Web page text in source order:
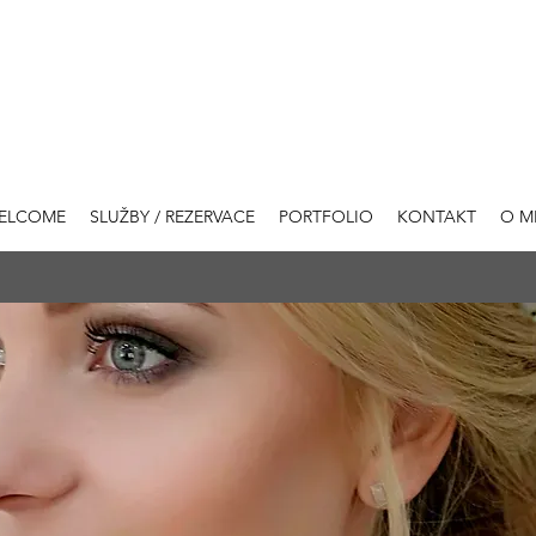
SLUŽBY / REZERVACE PORTFOLIO KONTAKT O